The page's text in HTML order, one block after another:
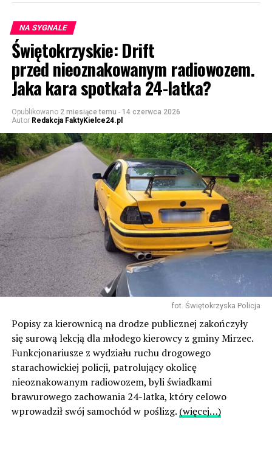
NA SYGNALE
Świętokrzyskie: Drift
przed nieoznakowanym radiowozem.
Jaka kara spotkała 24-latka?
Opublikowano 2 miesiące temu - 14 czerwca 2026
Autor Redakcja FaktyKielce24.pl
fot. Świętokrzyska Policja
Popisy za kierownicą na drodze publicznej zakończyły
się surową lekcją dla młodego kierowcy z gminy Mirzec.
Funkcjonariusze z wydziału ruchu drogowego
starachowickiej policji, patrolujący okolicę
nieoznakowanym radiowozem, byli świadkami
brawurowego zachowania 24-latka, który celowo
wprowadził swój samochód w poślizg. (więcej…)